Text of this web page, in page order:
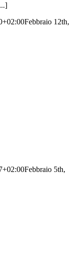
Febbraio 12th,
Febbraio 5th,